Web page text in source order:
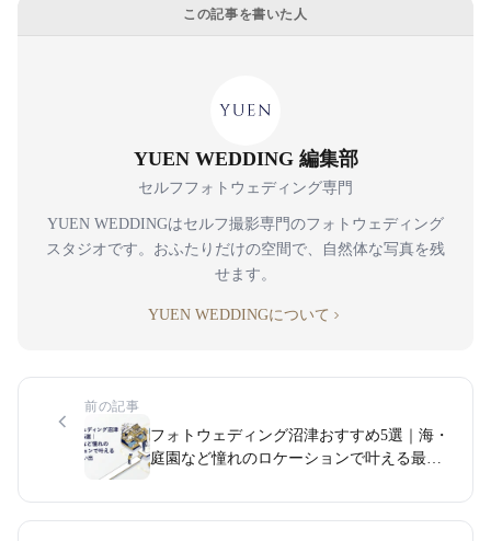
この記事を書いた人
YUEN WEDDING 編集部
セルフフォトウェディング専門
YUEN WEDDINGはセルフ撮影専門のフォトウェディング
スタジオです。おふたりだけの空間で、自然体な写真を残
せます。
YUEN WEDDINGについて
前の記事
フォトウェディング沼津おすすめ5選｜海・
庭園など憧れのロケーションで叶える最高